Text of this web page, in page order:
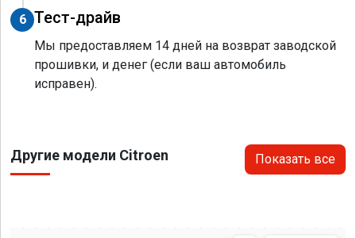
6 Тест-драйв
Мы предоставляем 14 дней на возврат заводской
прошивки, и денег (если ваш автомобиль
исправен).
Другие модели Citroen Показать все